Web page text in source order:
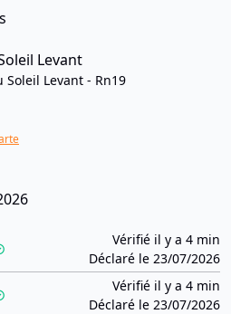
Levant
Soleil Levant - Rn19
Vérifié il y a 4 min
Déclaré le 23/07/2026
Vérifié il y a 4 min
Déclaré le 23/07/2026